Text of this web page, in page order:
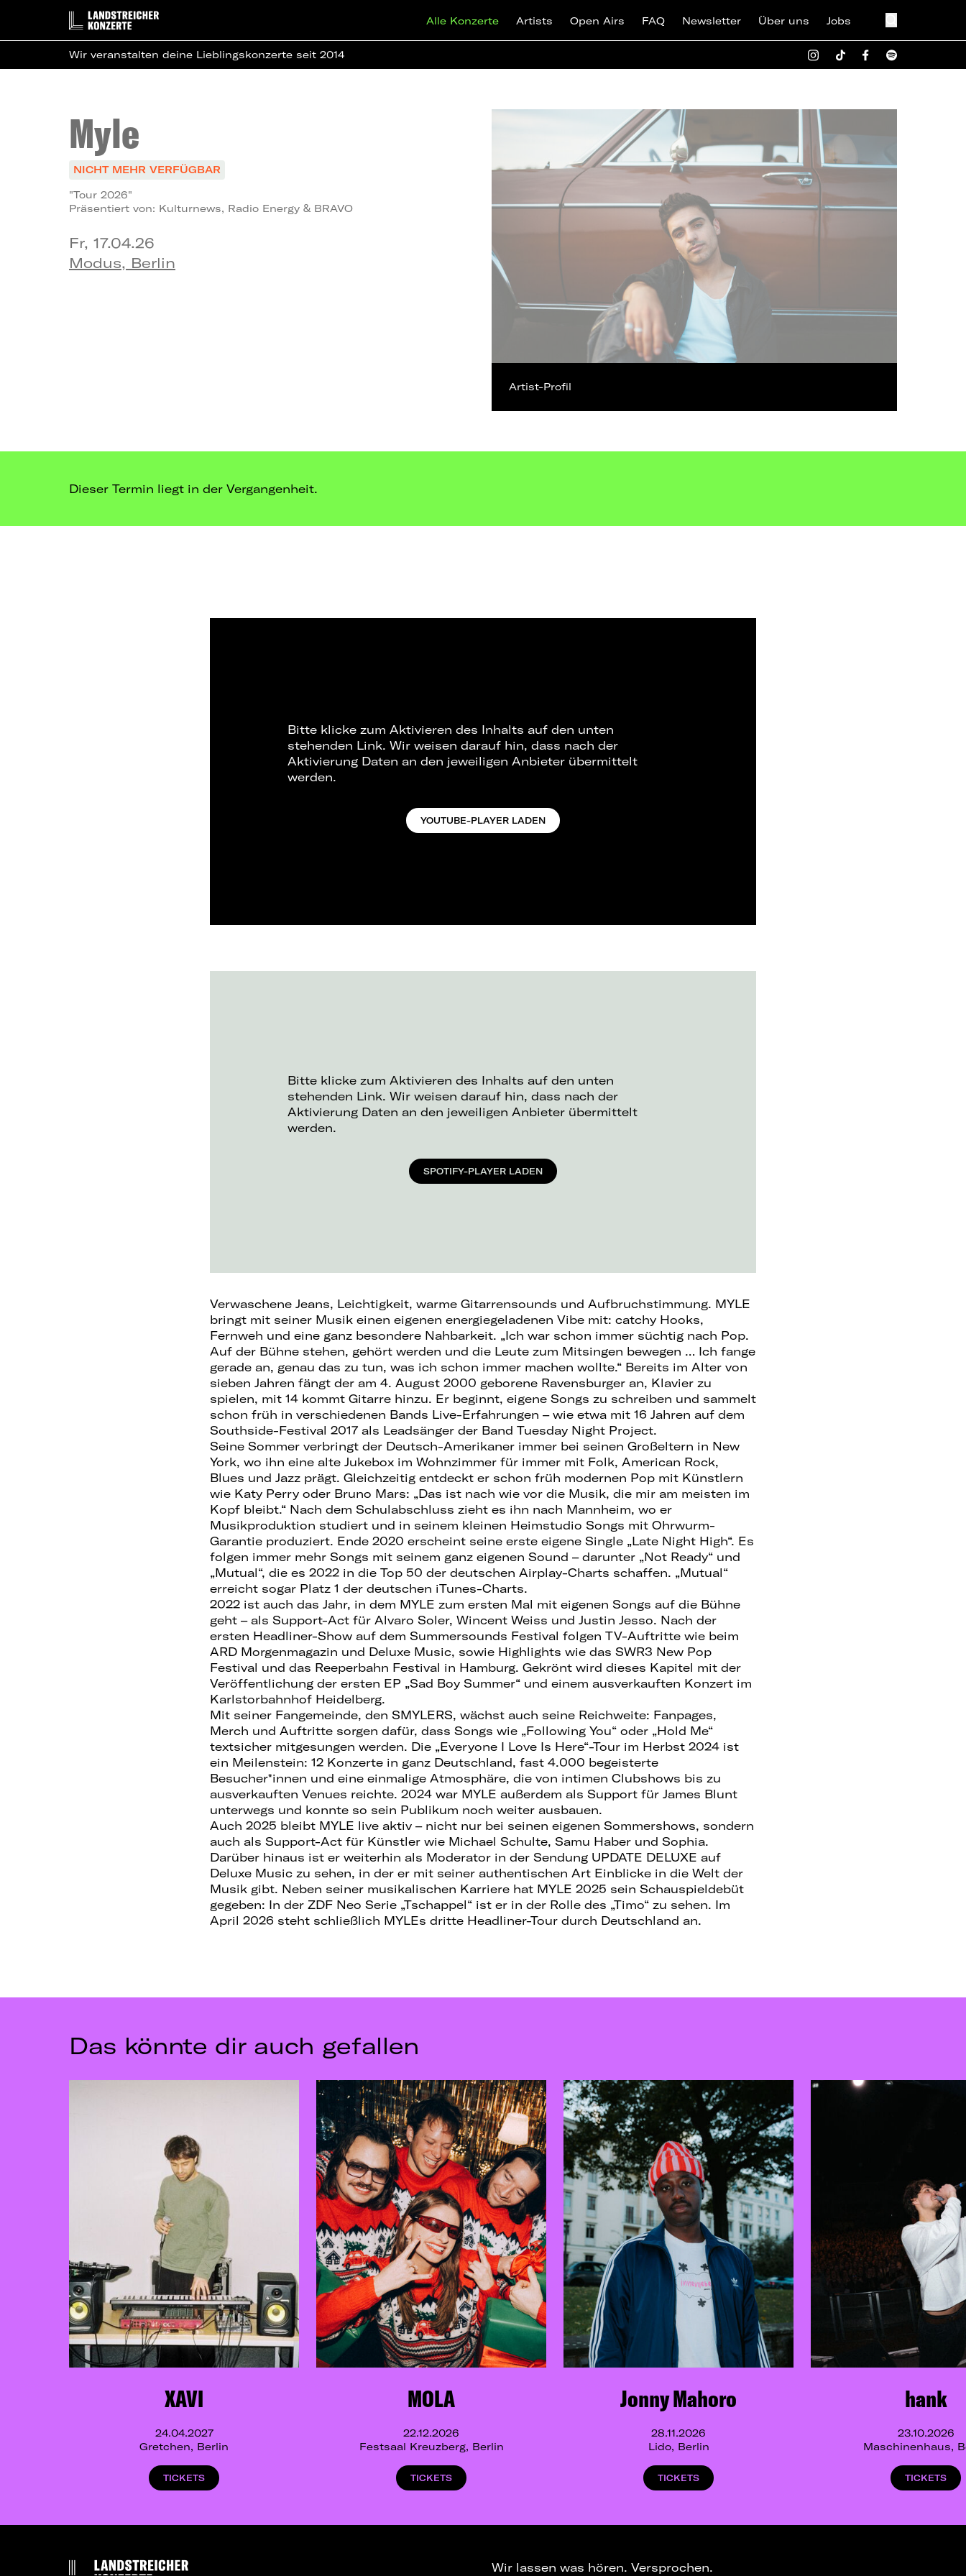
Alle Konzerte Artists Open Airs FAQ Newsletter Über uns Jobs
Wir veranstalten deine Lieblingskonzerte seit 2014
Myle
NICHT MEHR VERFÜGBAR
"Tour 2026"
Präsentiert von: Kulturnews, Radio Energy & BRAVO
Fr, 17.04.26
Modus, Berlin
Artist-Profil
Dieser Termin liegt in der Vergangenheit.
Bitte klicke zum Aktivieren des Inhalts auf den unten
stehenden Link. Wir weisen darauf hin, dass nach der
Aktivierung Daten an den jeweiligen Anbieter übermittelt
werden.
YOUTUBE-PLAYER LADEN
Bitte klicke zum Aktivieren des Inhalts auf den unten
stehenden Link. Wir weisen darauf hin, dass nach der
Aktivierung Daten an den jeweiligen Anbieter übermittelt
werden.
SPOTIFY-PLAYER LADEN
Verwaschene Jeans, Leichtigkeit, warme Gitarrensounds und Aufbruchstimmung. MYLE
bringt mit seiner Musik einen eigenen energiegeladenen Vibe mit: catchy Hooks,
Fernweh und eine ganz besondere Nahbarkeit. „Ich war schon immer süchtig nach Pop.
Auf der Bühne stehen, gehört werden und die Leute zum Mitsingen bewegen … Ich fange
gerade an, genau das zu tun, was ich schon immer machen wollte.“ Bereits im Alter von
sieben Jahren fängt der am 4. August 2000 geborene Ravensburger an, Klavier zu
spielen, mit 14 kommt Gitarre hinzu. Er beginnt, eigene Songs zu schreiben und sammelt
schon früh in verschiedenen Bands Live-Erfahrungen – wie etwa mit 16 Jahren auf dem
Southside-Festival 2017 als Leadsänger der Band Tuesday Night Project.
Seine Sommer verbringt der Deutsch-Amerikaner immer bei seinen Großeltern in New
York, wo ihn eine alte Jukebox im Wohnzimmer für immer mit Folk, American Rock,
Blues und Jazz prägt. Gleichzeitig entdeckt er schon früh modernen Pop mit Künstlern
wie Katy Perry oder Bruno Mars: „Das ist nach wie vor die Musik, die mir am meisten im
Kopf bleibt.“ Nach dem Schulabschluss zieht es ihn nach Mannheim, wo er
Musikproduktion studiert und in seinem kleinen Heimstudio Songs mit Ohrwurm-
Garantie produziert. Ende 2020 erscheint seine erste eigene Single „Late Night High“. Es
folgen immer mehr Songs mit seinem ganz eigenen Sound – darunter „Not Ready“ und
„Mutual“, die es 2022 in die Top 50 der deutschen Airplay-Charts schaffen. „Mutual“
erreicht sogar Platz 1 der deutschen iTunes-Charts.
2022 ist auch das Jahr, in dem MYLE zum ersten Mal mit eigenen Songs auf die Bühne
geht – als Support-Act für Alvaro Soler, Wincent Weiss und Justin Jesso. Nach der
ersten Headliner-Show auf dem Summersounds Festival folgen TV-Auftritte wie beim
ARD Morgenmagazin und Deluxe Music, sowie Highlights wie das SWR3 New Pop
Festival und das Reeperbahn Festival in Hamburg. Gekrönt wird dieses Kapitel mit der
Veröffentlichung der ersten EP „Sad Boy Summer“ und einem ausverkauften Konzert im
Karlstorbahnhof Heidelberg.
Mit seiner Fangemeinde, den SMYLERS, wächst auch seine Reichweite: Fanpages,
Merch und Auftritte sorgen dafür, dass Songs wie „Following You“ oder „Hold Me“
textsicher mitgesungen werden. Die „Everyone I Love Is Here“-Tour im Herbst 2024 ist
ein Meilenstein: 12 Konzerte in ganz Deutschland, fast 4.000 begeisterte
Besucher*innen und eine einmalige Atmosphäre, die von intimen Clubshows bis zu
ausverkauften Venues reichte. 2024 war MYLE außerdem als Support für James Blunt
unterwegs und konnte so sein Publikum noch weiter ausbauen.
Auch 2025 bleibt MYLE live aktiv – nicht nur bei seinen eigenen Sommershows, sondern
auch als Support-Act für Künstler wie Michael Schulte, Samu Haber und Sophia.
Darüber hinaus ist er weiterhin als Moderator in der Sendung UPDATE DELUXE auf
Deluxe Music zu sehen, in der er mit seiner authentischen Art Einblicke in die Welt der
Musik gibt. Neben seiner musikalischen Karriere hat MYLE 2025 sein Schauspieldebüt
gegeben: In der ZDF Neo Serie „Tschappel“ ist er in der Rolle des „Timo“ zu sehen. Im
April 2026 steht schließlich MYLEs dritte Headliner-Tour durch Deutschland an.
Das könnte dir auch gefallen
XAVI
24.04.2027
Gretchen, Berlin
TICKETS
MOLA
22.12.2026
Festsaal Kreuzberg, Berlin
TICKETS
Jonny Mahoro
28.11.2026
Lido, Berlin
TICKETS
hank
23.10.2026
Maschinenhaus,
TICKETS
Wir lassen was hören. Versprochen.